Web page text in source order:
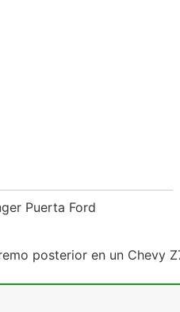
Puerta Ford
posterior en un Chevy